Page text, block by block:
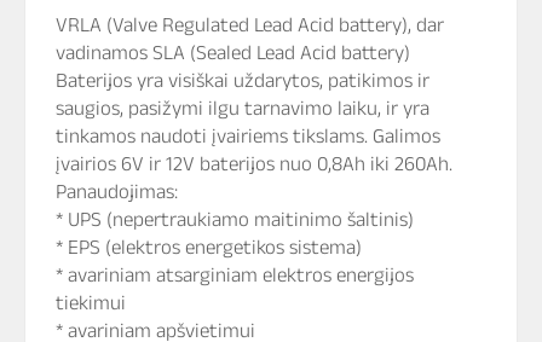
VRLA (Valve Regulated Lead Acid battery), dar
vadinamos SLA (Sealed Lead Acid battery)
Baterijos yra visiškai uždarytos, patikimos ir
saugios, pasižymi ilgu tarnavimo laiku, ir yra
tinkamos naudoti įvairiems tikslams. Galimos
įvairios 6V ir 12V baterijos nuo 0,8Ah iki 260Ah.
Panaudojimas:
* UPS (nepertraukiamo maitinimo šaltinis)
* EPS (elektros energetikos sistema)
* avariniam atsarginiam elektros energijos
tiekimui
* avariniam apšvietimui